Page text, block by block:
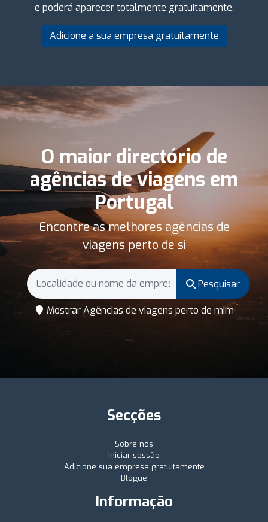
e poderá aparecer totalmente gratuitamente.
Adicione a sua empresa gratuitamente
O maior directório de
agências de viagens em
Portugal
Encontre as melhores agências de
viagens perto de si
Pesquisar
Mostrar Agências de viagens perto de mim
Secções
Sobre nós
Iniciar sessão
Adicione sua empresa gratuitamente
Blogue
Informação